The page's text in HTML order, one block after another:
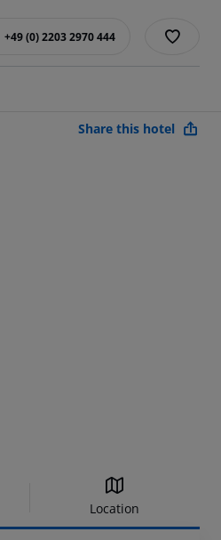
+49 (0) 2203 2970 444
Share this hotel
Location